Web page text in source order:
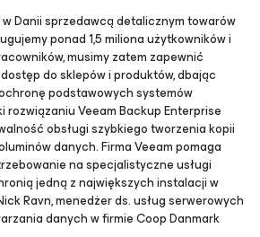
w Danii sprzedawcą detalicznym towarów
ponad 1,5 miliona użytkowników i
musimy zatem zapewnić
do sklepów i produktów, dbając
podstawowych systemów
Veeam Backup Enterprise
obsługi szybkiego tworzenia kopii
danych. Firma Veeam pomaga
na specjalistyczne usługi
jedną z największych instalacji w
Ravn, menedżer ds. usług serwerowych
danych w firmie Coop Danmark